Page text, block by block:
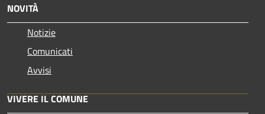
NOVITÀ
Notizie
Comunicati
Avvisi
VIVERE IL COMUNE